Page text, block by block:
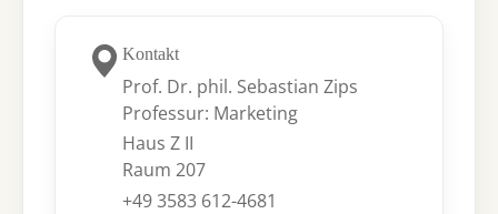
Kontakt
Prof. Dr. phil. Sebastian Zips
Professur: Marketing
Haus Z II
Raum 207
+49 3583 612-4681